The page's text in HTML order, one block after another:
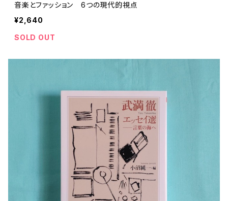
音楽とファッション 6つの現代的視点
¥2,640
SOLD OUT